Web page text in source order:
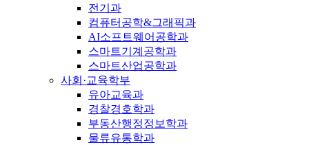
전기과
컴퓨터공학&그래픽과
AI소프트웨어공학과
스마트기계공학과
스마트산업공학과
사회·교육학부
유아교육과
경찰경호학과
부동산행정정보학과
물류유통학과